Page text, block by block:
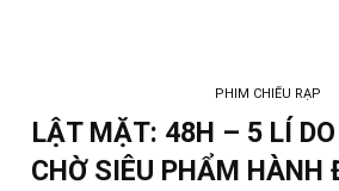
PHIM CHIẾU RẠP
LẬT MẶT: 48H – 5 LÍ
CHỜ SIÊU PHẨM HÀNH